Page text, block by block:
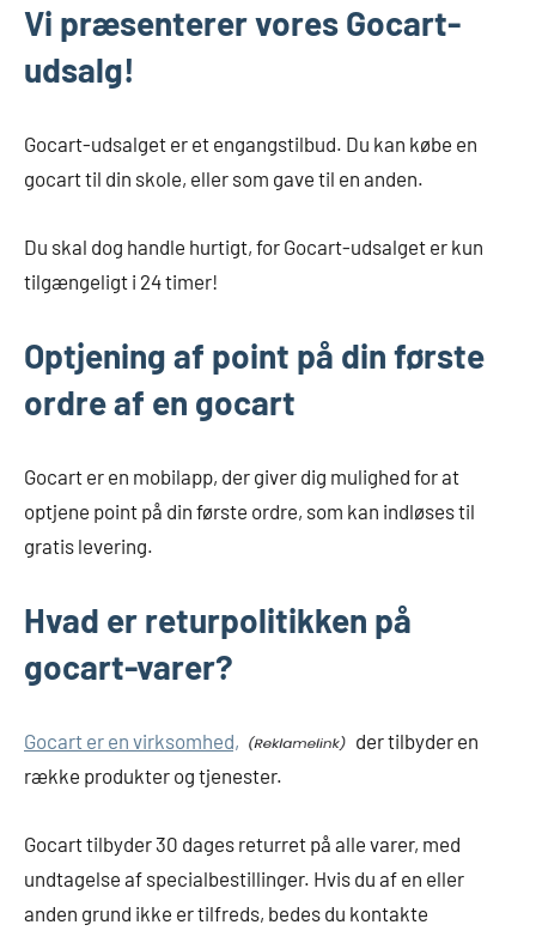
Vi præsenterer vores Gocart-
udsalg!
Gocart-udsalget er et engangstilbud. Du kan købe en
gocart til din skole, eller som gave til en anden.
Du skal dog handle hurtigt, for Gocart-udsalget er kun
tilgængeligt i 24 timer!
Optjening af point på din første
ordre af en gocart
Gocart er en mobilapp, der giver dig mulighed for at
optjene point på din første ordre, som kan indløses til
gratis levering.
Hvad er returpolitikken på
gocart-varer?
Gocart er en virksomhed,
der tilbyder en
række produkter og tjenester.
Gocart tilbyder 30 dages returret på alle varer, med
undtagelse af specialbestillinger. Hvis du af en eller
anden grund ikke er tilfreds, bedes du kontakte